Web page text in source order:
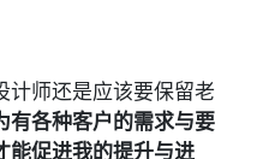
计师还是应该要保留老
有各种客户的需求与要
能促进我的提升与进